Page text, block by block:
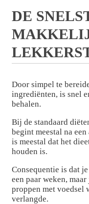
DE
Door simpel te
ingrediënten, is snel
behalen.
Bij de standaard
begint meestal na
is meestal dat het
houden is.
Consequentie is dat
een paar weken,
proppen met voedsel
verlangde.